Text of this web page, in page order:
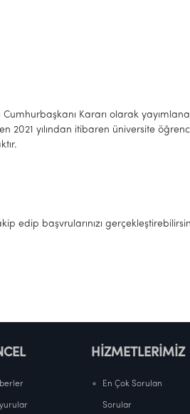
Kararı olarak
2021 yılından itibaren üniversite
başvrularınızı
HİZMETLERİMİZ
En Çok Sorulan
Sorular